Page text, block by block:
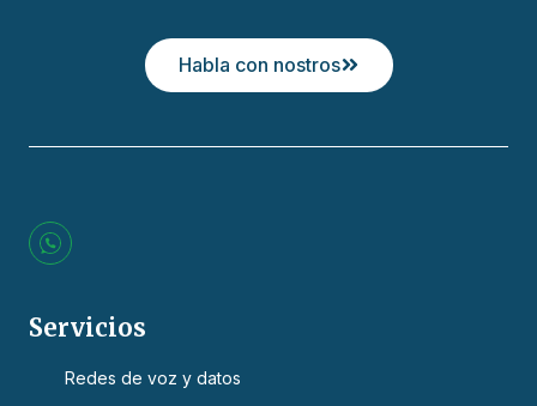
Habla con nostros
L
o
g
s
W
Servicios
Redes de voz y datos